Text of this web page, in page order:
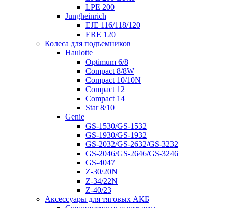
LPE 200
Jungheinrich
EJE 116/118/120
ERE 120
Колеса для подъемников
Haulotte
Optimum 6/8
Compact 8/8W
Compact 10/10N
Compact 12
Compact 14
Star 8/10
Genie
GS-1530/GS-1532
GS-1930/GS-1932
GS-2032/GS-2632/GS-3232
GS-2046/GS-2646/GS-3246
GS-4047
Z-30/20N
Z-34/22N
Z-40/23
Аксессуары для тяговых АКБ